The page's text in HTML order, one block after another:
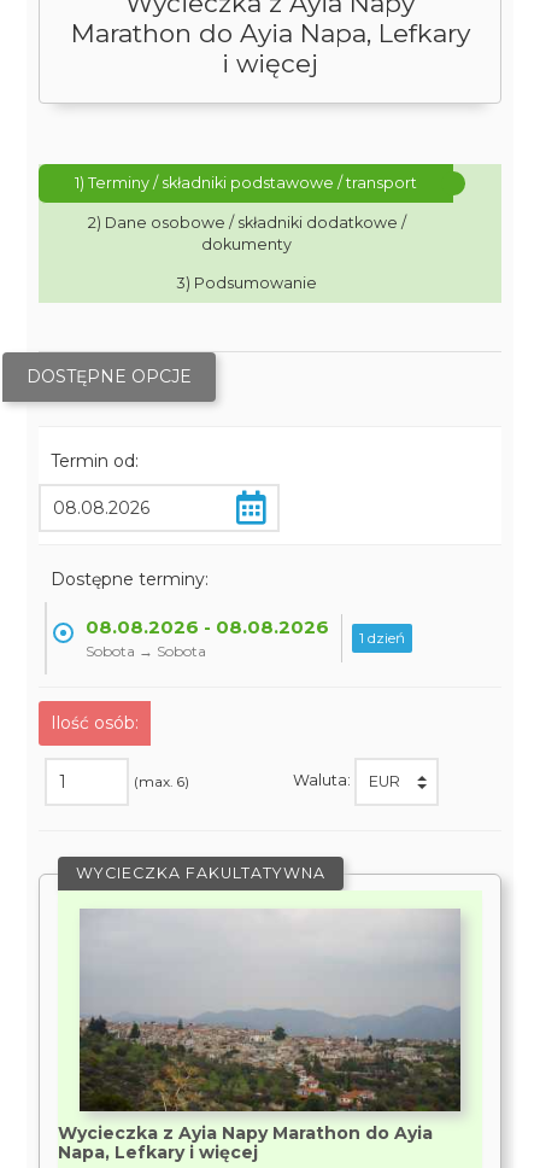
Marathon do Ayia Napa, Lefkary
i więcej
1) Terminy / składniki podstawowe / transport
2) Dane osobowe / składniki dodatkowe /
dokumenty
3) Podsumowanie
DOSTĘPNE OPCJE
Termin od:
Dostępne terminy:
08.08.2026 - 08.08.2026
Sobota → Sobota
1 dzień
Ilość osób:
(max. 6) Waluta:
WYCIECZKA FAKULTATYWNA
Wycieczka z Ayia Napy Marathon do Ayia
Napa, Lefkary i więcej